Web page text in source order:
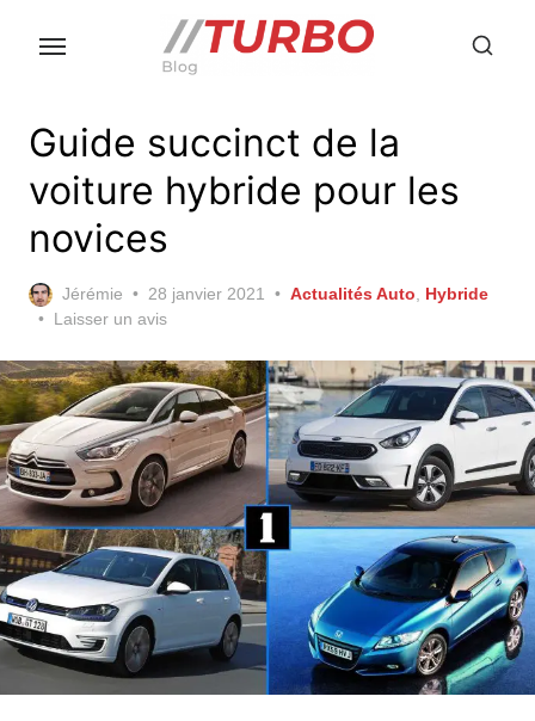
Guide succinct de la
voiture hybride pour les
novices
Jérémie
Posted
on
28 janvier 2021 Actualités Auto
Hybride
Laisser un avis